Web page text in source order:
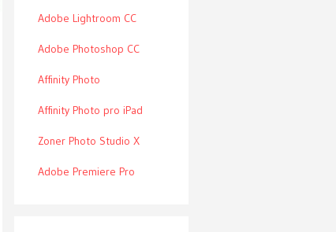
Adobe Lightroom CC
Adobe Photoshop CC
Affinity Photo
Affinity Photo pro iPad
Zoner Photo Studio X
Adobe Premiere Pro